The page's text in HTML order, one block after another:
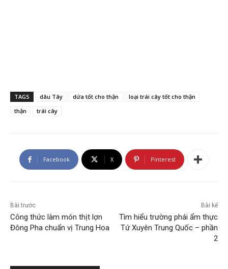
TAGS dâu Tây dứa tốt cho thận
loại trái cây tốt cho thận
thận
trái cây
Facebook X Pinterest
Bài trước
Công thức làm món thịt lợn
Đông Pha chuẩn vị Trung Hoa
Bài kế
Tìm hiểu trường phái ẩm thực
Tứ Xuyên Trung Quốc – phần
2